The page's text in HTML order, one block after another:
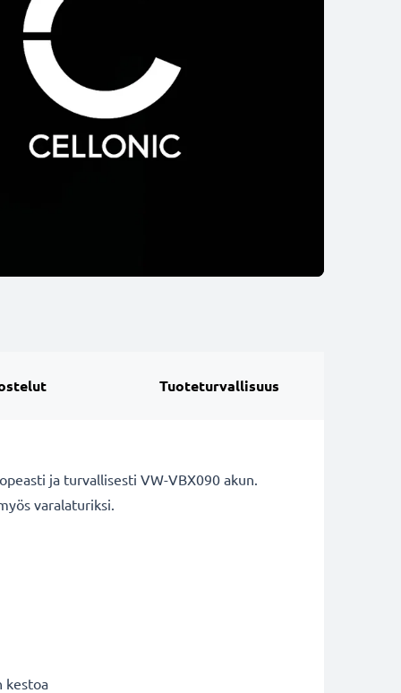
Tuoteturvallisuus
ja turvallisesti VW-VBX090 akun.
varalaturiksi.
kestoa